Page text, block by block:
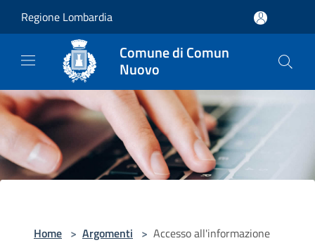
Regione Lombardia
Comune di Comun
Nuovo
Home > Argomenti > Accesso all'informazione